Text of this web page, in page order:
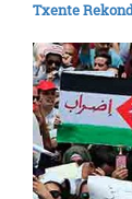
Txente